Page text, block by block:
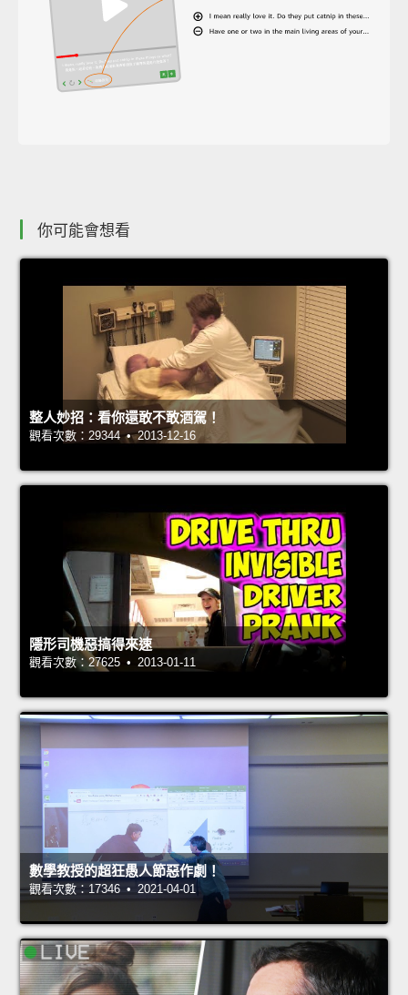
你可能會想看
整人妙招：看你還敢不敢酒駕！
觀看次數：29344 • 2013-12-16
隱形司機惡搞得來速
觀看次數：27625 • 2013-01-11
數學教授的超狂愚人節惡作劇！
觀看次數：17346 • 2021-04-01